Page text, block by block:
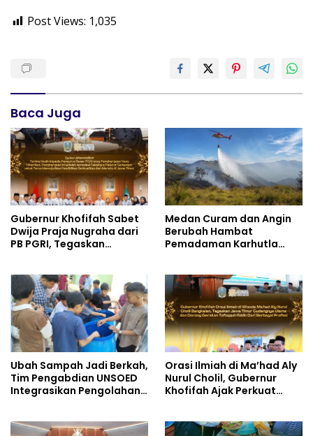
Post Views: 1,035
Baca Juga
Gubernur Khofifah Sabet
Dwija Praja Nugraha dari
PB PGRI, Tegaskan
Berkualitas dan Merata
Medan Curam dan Angin
Berubah Hambat
Pemadaman Karhutla
Ubah Sampah Jadi Berkah,
Tim Pengabdian UNSOED
Integrasikan Pengolahan
Mutiara Hati Purwokerto
Orasi Ilmiah di Ma’had Aly
Nurul Cholil, Gubernur
Khofifah Ajak Perkuat